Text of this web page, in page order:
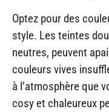
Optez pour des
style. Les teintes
neutres, peuvent
couleurs vives
à l’atmosphère que
cosy et chaleureux